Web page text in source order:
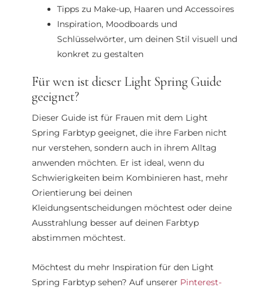
Tipps zu Make-up, Haaren und Accessoires
Inspiration, Moodboards und
Schlüsselwörter, um deinen Stil visuell und
konkret zu gestalten
Für wen ist dieser Light Spring Guide
geeignet?
Dieser Guide ist für Frauen mit dem Light
Spring Farbtyp geeignet, die ihre Farben nicht
nur verstehen, sondern auch in ihrem Alltag
anwenden möchten. Er ist ideal, wenn du
Schwierigkeiten beim Kombinieren hast, mehr
Orientierung bei deinen
Kleidungsentscheidungen möchtest oder deine
Ausstrahlung besser auf deinen Farbtyp
abstimmen möchtest.
Möchtest du mehr Inspiration für den Light
Spring Farbtyp sehen? Auf unserer Pinterest-